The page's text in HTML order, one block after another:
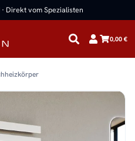
Direkt vom Spezialisten
0,00 €